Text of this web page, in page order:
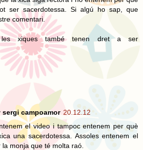
ser sacerdotessa. Si algú ho sap, que
comentari.
xiques també tenen dret a ser
campoamor 20.12.12
el video i tampoc entenem per què
una sacerdotessa. Assoles entenem el
monja que té molta raó.